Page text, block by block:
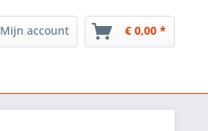
Mijn account € 0,00 *